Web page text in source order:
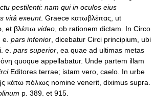
pestilenti: nam qui in oculos eius
vitâ exeunt. Graece κατωβλέπας, ut
et βλέπω video , ob rationem dictam. In Circo
pars infenior , dicebatur Circi principium, ubi
e. pars superior , ea quae ad ultimas metas
quoque appellabatur. Unde partem illam
Editores terrae; istam vero, caelo. In urbe
κάτω πόλιως nomine venerit, diximus supra.
p. 389. et 915.